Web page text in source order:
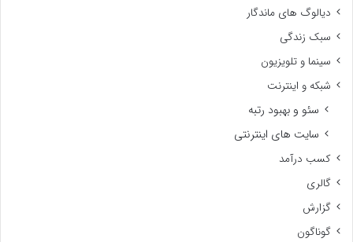
دیالوگ های ماندگار
سبک زندگی
سینما و تلویزیون
شبکه و اینترنت
سئو و بهبود رتبه
سایت های اینترنتی
کسب درآمد
گالری
گزارش
گوناگون